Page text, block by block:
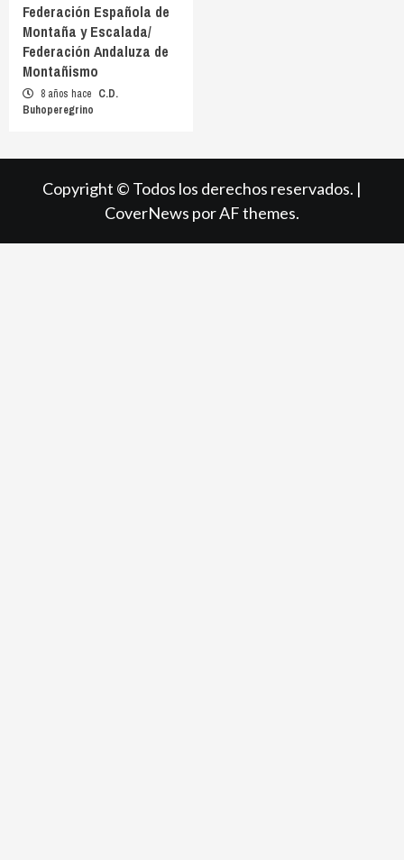
Federación Española de
Montaña y Escalada/
Federación Andaluza de
Montañismo
8 años hace C.D.
Buhoperegrino
Copyright © Todos los derechos reservados. |
CoverNews por AF themes.